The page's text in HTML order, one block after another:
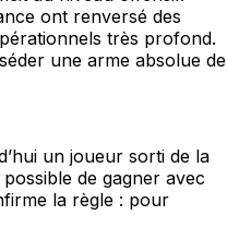
ont renversé des
très profond.
une arme absolue de
un joueur sorti de la
de gagner avec
la règle : pour